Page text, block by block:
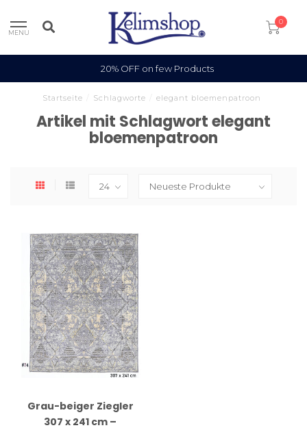
MENU
0
20% OFF on few Products
Startseite Schlagworte elegant bloemenpatroon
Artikel mit Schlagwort elegant
bloemenpatroon
Grau-beiger Ziegler
307 x 241 cm –